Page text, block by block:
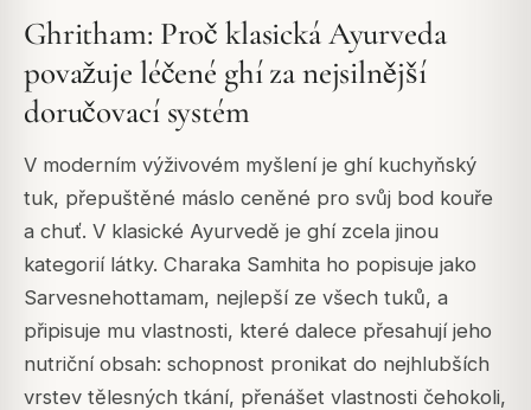
Ghritham: Proč klasická Ayurveda
považuje léčené ghí za nejsilnější
doručovací systém
V moderním výživovém myšlení je ghí kuchyňský
tuk, přepuštěné máslo ceněné pro svůj bod kouře
a chuť. V klasické Ayurvedě je ghí zcela jinou
kategorií látky. Charaka Samhita ho popisuje jako
Sarvesnehottamam, nejlepší ze všech tuků, a
připisuje mu vlastnosti, které dalece přesahují jeho
nutriční obsah: schopnost pronikat do nejhlubších
vrstev tělesných tkání, přenášet vlastnosti čehokoli,